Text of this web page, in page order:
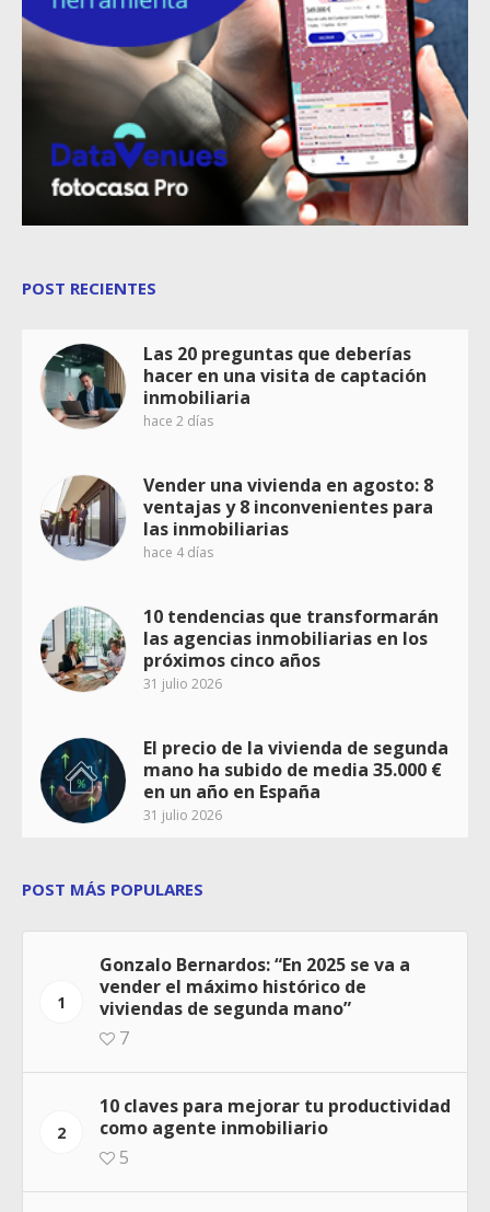
POST RECIENTES
Las 20 preguntas que deberías
hacer en una visita de captación
inmobiliaria
hace 2 días
Vender una vivienda en agosto: 8
ventajas y 8 inconvenientes para
las inmobiliarias
hace 4 días
10 tendencias que transformarán
las agencias inmobiliarias en los
próximos cinco años
31 julio 2026
El precio de la vivienda de segunda
mano ha subido de media 35.000 €
en un año en España
31 julio 2026
POST MÁS POPULARES
1
Gonzalo Bernardos: “En 2025 se va a
vender el máximo histórico de
viviendas de segunda mano”
7
2
10 claves para mejorar tu productividad
como agente inmobiliario
5